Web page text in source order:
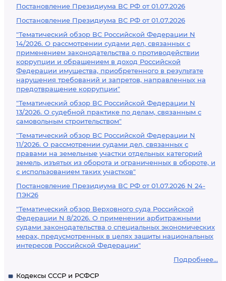
Постановление Президиума ВС РФ от 01.07.2026
Постановление Президиума ВС РФ от 01.07.2026
"Тематический обзор ВС Российской Федерации N
14/2026. О рассмотрении судами дел, связанных с
применением законодательства о противодействии
коррупции и обращением в доход Российской
Федерации имущества, приобретенного в результате
нарушения требований и запретов, направленных на
предотвращение коррупции"
"Тематический обзор ВС Российской Федерации N
13/2026. О судебной практике по делам, связанным с
самовольным строительством"
"Тематический обзор ВС Российской Федерации N
11/2026. О рассмотрении судами дел, связанных с
правами на земельные участки отдельных категорий
земель, изъятых из оборота и ограниченных в обороте, и
с использованием таких участков"
Постановление Президиума ВС РФ от 01.07.2026 N 24-
ПЭК26
"Тематический обзор Верховного суда Российской
Федерации N 8/2026. О применении арбитражными
судами законодательства о специальных экономических
мерах, предусмотренных в целях защиты национальных
интересов Российской Федерации"
Подробнее...
Кодексы СССР и РСФСР